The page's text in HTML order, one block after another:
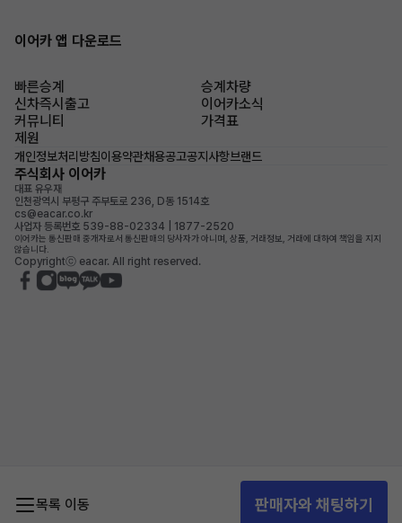
목록 이동 판매자와 채팅하기
이어카 앱 다운로드
빠른승계
승계차량
신차즉시출고
이어카소식
커뮤니티
가격표
제원
개인정보처리방침이용약관채용공고공지사항브랜드
주식회사 이어카
대표 유우재
인천광역시 부평구 주부토로 236, D동 1514호
cs@eacar.co.kr
사업자 등록번호 539-88-02334 | 1877-2520
이어카는 통신판매 중개자로서 통신판매의 당사자가 아니며, 상품, 거래정보, 거래에 대하여 책임을 지지
않습니다.
Copyrightⓒ eacar. All right reserved.